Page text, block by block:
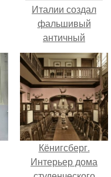
Италии создал
фальшивый
античный
амфитеатр и
долгое время
успешно выдавал
его за настоящее
историческое
наследие.
Кёнигсберг.
Интерьер дома